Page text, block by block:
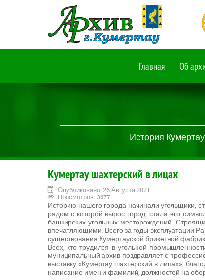
Главная Об
История
Кумертау шахтерский в лицах
Опубликовано: 26 Августа 2021
Просмотров: 3677
Историю нашего города начинали угольщики,
рядом с которой вырос город, стала его
башкирских угольных месторождений.
впечатляющими. Всего за годы эксплуатации
существования Кумертауской брикетной
Всех, кто трудился в угольной
муниципальный архив поздравляет с
выставку «Кумертау шахтерский в лицах»,
написание имен и фамилий, должностей на